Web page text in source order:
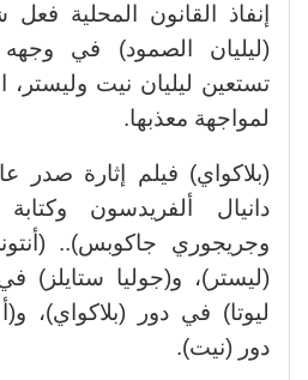
إنفاذ القانون المحلية
(ليليان الصمود) في
تستعين ليليان نيت وليستر،
لمواجهة معذبها.
دانيال ألفريدسون
وجريجوري جاكوبس)..
(ليستر)، و(جوليا ستايلز)
ليوتا) في دور (بلاكواي)،
دور (نيت).